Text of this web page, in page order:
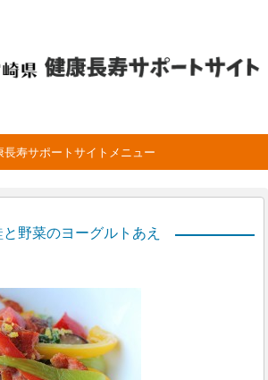
長寿サポートサイトメニュー
と野菜のヨーグルトあえ